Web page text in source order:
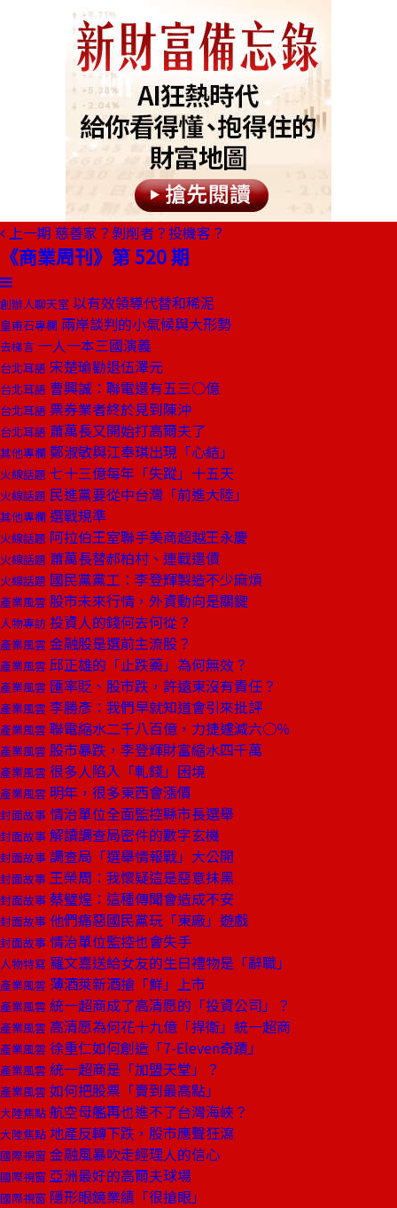
上一期 慈善家？剝削者？投機客？
《商業周刊》第 520 期
創辦人聊天室 以有效領導代替和稀泥
皇甫石專欄 兩岸談判的小氣候與大形勢
去梯言 一人一本三國演義
台北耳語 宋楚瑜勸退伍澤元
台北耳語 曹興誠：聯電還有五三○億
台北耳語 票券業者終於見到陳沖
台北耳語 蕭萬長又開始打高爾夫了
其他專欄 鄭淑敏與江奉琪出現「心結」
火線話題 七十三億每年「失蹤」十五天
火線話題 民進黨要從中台灣「前進大陸」
其他專欄 選戰規準
火線話題 阿拉伯王室聯手美商超越王永慶
火線話題 蕭萬長替郝柏村、連戰還債
火線話題 國民黨黨工：李登輝製造不少麻煩
產業風雲 股市未來行情，外資動向是關鍵
人物專訪 投資人的錢何去何從？
產業風雲 金融股是選前主流股？
產業風雲 邱正雄的「止跌藥」為何無效？
產業風雲 匯率貶、股市跌，許遠東沒有責任？
產業風雲 李勝彥：我們早就知道會引來批評
產業風雲 聯電縮水二千八百億，力捷遽減六○％
產業風雲 股市暴跌，李登輝財富縮水四千萬
產業風雲 很多人陷入「軋錢」困境
產業風雲 明年，很多東西會漲價
封面故事 情治單位全面監控縣市長選舉
封面故事 解讀調查局密件的數字玄機
封面故事 調查局「選舉情報戰」大公開
封面故事 王榮周：我懷疑這是惡意抹黑
封面故事 蔡璧煌：這種傳聞會造成不安
封面故事 他們痛惡國民黨玩「東廠」遊戲
封面故事 情治單位監控也會失手
人物特寫 羅文嘉送給女友的生日禮物是「辭職」
產業風雲 薄酒萊新酒搶「鮮」上市
產業風雲 統一超商成了高清愿的「投資公司」？
產業風雲 高清愿為何花十九億「捍衛」統一超商
產業風雲 徐重仁如何創造「7-Eleven奇蹟」
產業風雲 統一超商是「加盟天堂」？
產業風雲 如何把股票「賣到最高點」
大陸焦點 航空母艦再也進不了台灣海峽？
大陸焦點 地產反轉下跌，股市應聲狂瀉
國際視窗 金融風暴吹走經理人的信心
國際視窗 亞洲最好的高爾夫球場
國際視窗 隱形眼鏡業績「很搶眼」